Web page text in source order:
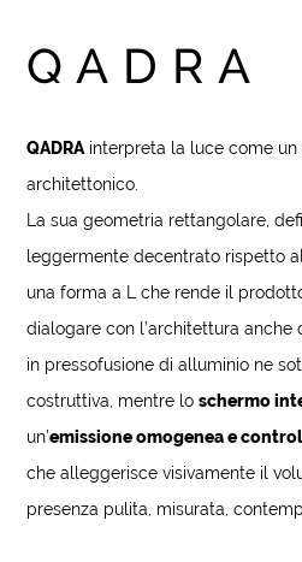
QADRA
QADRA interpreta la luce come
architettonico.
La sua geometria rettangolare,
leggermente decentrato rispetto
una forma a L che rende il
dialogare con l’architettura anche
in pressofusione di alluminio ne
costruttiva, mentre loschermo
un’emissione omogenea e
che alleggerisce visivamente il
presenza pulita, misurata,